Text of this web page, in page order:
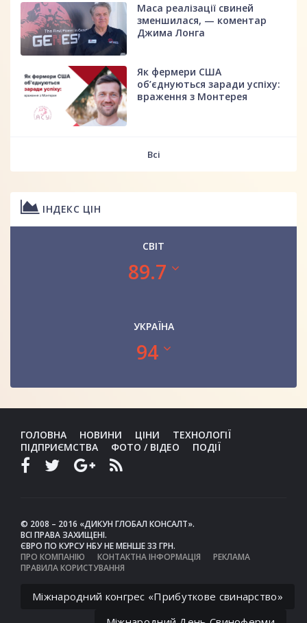
Маса реалізації свиней
зменшилася, — коментар
Джима Лонга
Як фермери США
об’єднуються заради успіху:
враження з Монтерея
Всі
ІНДЕКС ЦІН
СВІТ
89.7
УКРАЇНА
94
ГОЛОВНА НОВИНИ ЦІНИ
ТЕХНОЛОГІЇ
ПІДПРИЄМСТВА
ФОТО / ВІДЕО ПОДІЇ
© 2008 – 2016 «ДИКУН ГЛОБАЛ КОНСАЛТ».
ВСІ ПРАВА ЗАХИЩЕНІ.
ЄВРО ПО КУРСУ НБУ НЕ МЕНШЕ 33 ГРН.
ПРО КОМПАНІЮ
КОНТАКТНА ІНФОРМАЦІЯ
РЕКЛАМА
ПРАВИЛА КОРИСТУВАННЯ
Міжнародний конгрес «Прибуткове свинарство»